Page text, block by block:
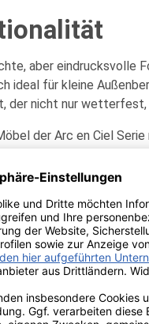
aber
ideal für kleine
nicht nur wetterfest,
der Arc en Ciel
zu einem bevorzugten
und
zwei Kategorien
Reinheit ausstrahlt.